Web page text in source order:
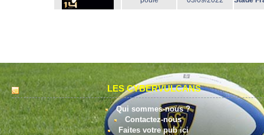
LES CYBERVULCANS
Qui sommes-nous ?
Contactez-nous
Faites votre pub ici